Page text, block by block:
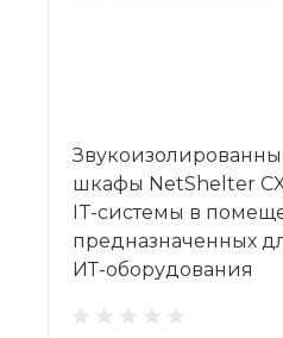
шкафы NetShelter
IT-системы в
предназначенных
ИТ-оборудования